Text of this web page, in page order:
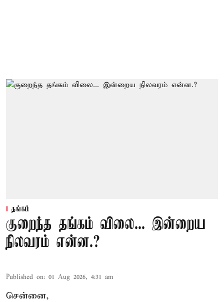
தங்கம்
குறைந்த தங்கம் விலை... இன்றைய
நிலவரம் என்ன.?
Published on: 01 Aug 2026, 4:31 am
சென்னை,